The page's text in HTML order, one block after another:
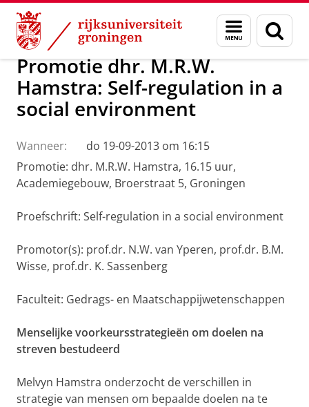
Skip
Content
Skip
Navigation
Menu
en
zoeken
Over ons Actueel Nieuws
Promotie dhr. M.R.W.
Hamstra: Self-regulation in a
social environment
Wanneer:
do 19-09-2013 om 16:15
Promotie: dhr. M.R.W. Hamstra, 16.15 uur,
Academiegebouw, Broerstraat 5, Groningen
Proefschrift: Self-regulation in a social environment
Promotor(s): prof.dr. N.W. van Yperen, prof.dr. B.M.
Wisse, prof.dr. K. Sassenberg
Faculteit: Gedrags- en Maatschappijwetenschappen
Menselijke voorkeursstrategieën om doelen na
streven bestudeerd
Melvyn Hamstra onderzocht de verschillen in
strategie van mensen om bepaalde doelen na te